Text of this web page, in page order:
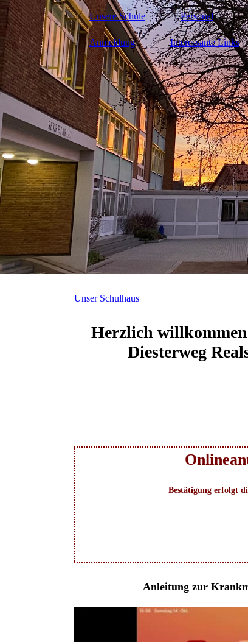
Unsere Schule Personal
Anmeldung Interessante Links
Unser Schulhaus
Herzlich
Diesterweg
Bestätigung erfolgt
Anleitung zur